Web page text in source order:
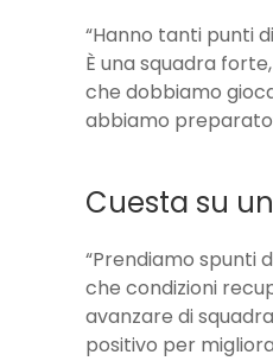
“Hanno tanti punti
È una squadra
che dobbiamo
abbiamo
Cuesta su
“Prendiamo spunti
che condizioni
avanzare di
positivo per